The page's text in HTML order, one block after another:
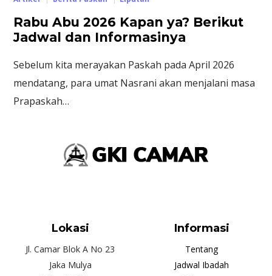
Rabu Abu 2026 Kapan ya? Berikut
Jadwal dan Informasinya
Sebelum kita merayakan Paskah pada April 2026
mendatang, para umat Nasrani akan menjalani masa
Prapaskah…
Lokasi
Jl. Camar Blok A No 23
Jaka Mulya
Informasi
Tentang
Jadwal Ibadah